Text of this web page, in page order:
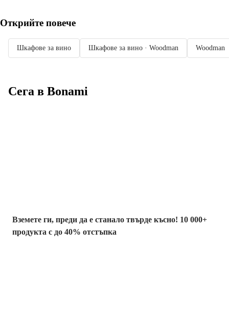
Открийте повече
Шкафове за вино Шкафове за вино · Woodman Woodman
Сега в Bonami
Вземете ги, преди да е станало твърде късно! 10 000+
продукта с до 40% отстъпка